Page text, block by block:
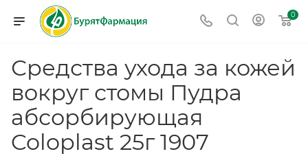
0
Средства ухода за кожей
вокруг стомы Пудра
абсорбирующая
Coloplast 25г 1907